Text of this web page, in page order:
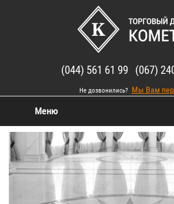
(044) 561 61 99 (067)
Не дозвонились? Мы Вам
Меню